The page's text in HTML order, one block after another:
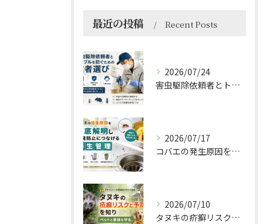
最近の投稿 Recent Posts
2026/07/24
害虫駆除依頼者とトラブルを防ぐための業者選びのポイント
2026/07/17
コバエの発生原因を解明し再発防止につなげる衛生管理
2026/07/10
タヌキの疥癬リスクと予防法を知りペットと家族を守る